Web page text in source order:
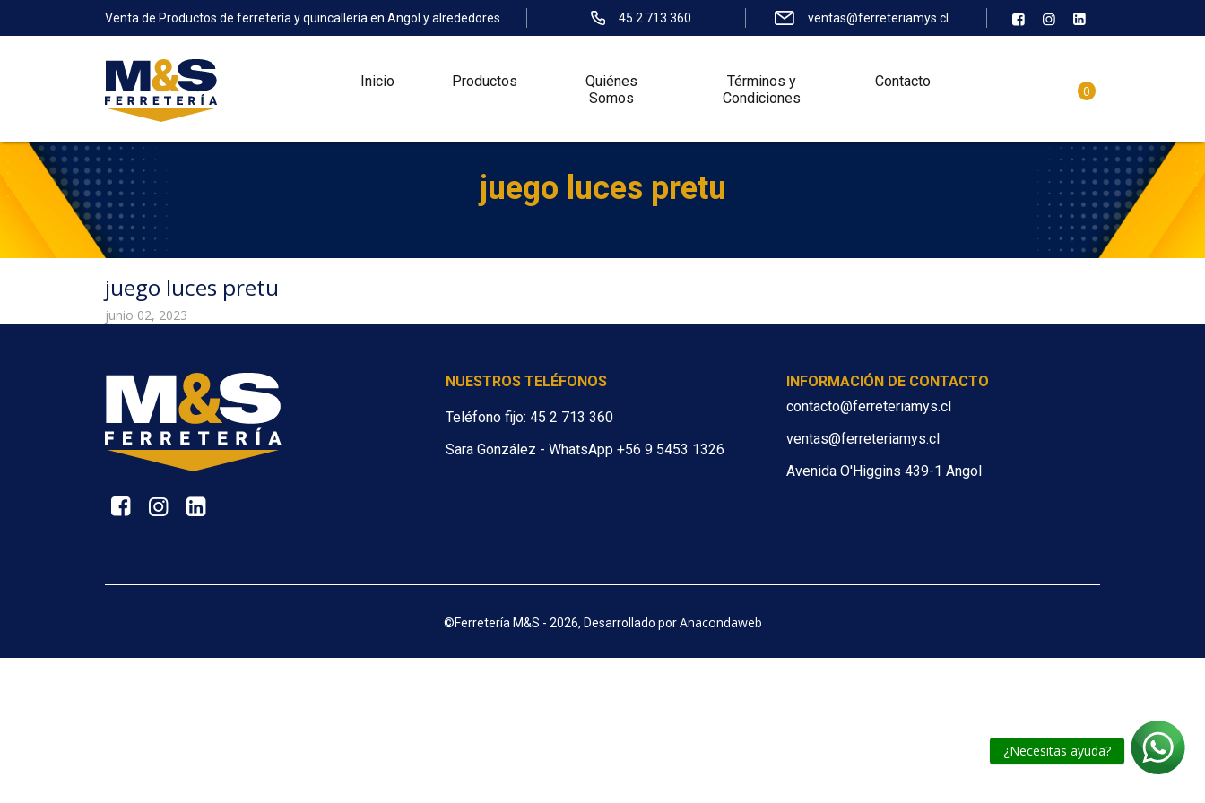
¿Necesitas ayuda?
Venta de Productos de ferretería y quincallería en Angol y alrededores 45 2 713 360 ventas@ferreteriamys.cl
Inicio Productos
Quiénes
Somos
Términos y
Condiciones
Contacto
0
juego luces pretu
juego luces pretu
junio 02, 2023
NUESTROS TELÉFONOS
Teléfono fijo: 45 2 713 360
Sara González - WhatsApp +56 9 5453 1326
INFORMACIÓN DE CONTACTO
contacto@ferreteriamys.cl
ventas@ferreteriamys.cl
Avenida O'Higgins 439-1 Angol
©Ferretería M&S - 2026, Desarrollado por Anacondaweb